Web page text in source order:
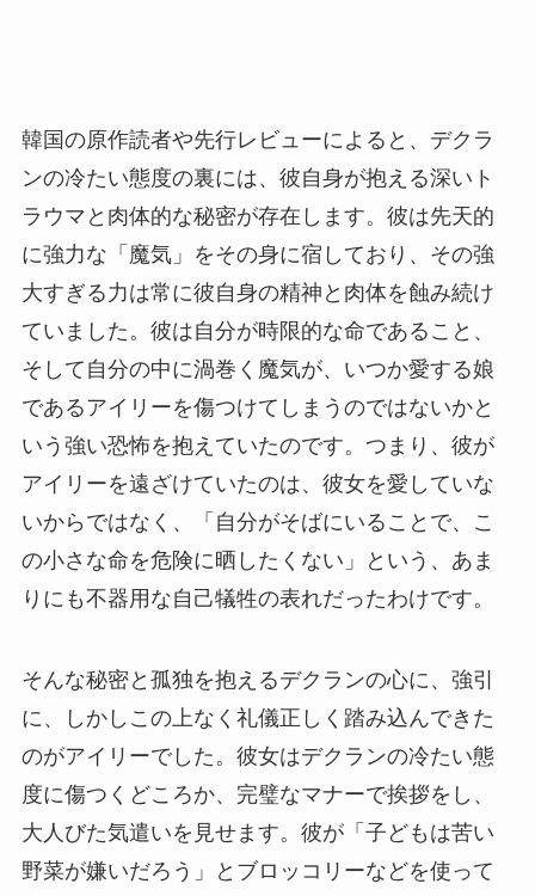
韓国の原作読者や先行レビューによると、デクラ
ンの冷たい態度の裏には、彼自身が抱える深いト
ラウマと肉体的な秘密が存在します。彼は先天的
に強力な「魔気」をその身に宿しており、その強
大すぎる力は常に彼自身の精神と肉体を蝕み続け
ていました。彼は自分が時限的な命であること、
そして自分の中に渦巻く魔気が、いつか愛する娘
であるアイリーを傷つけてしまうのではないかと
いう強い恐怖を抱えていたのです。つまり、彼が
アイリーを遠ざけていたのは、彼女を愛していな
いからではなく、「自分がそばにいることで、こ
の小さな命を危険に晒したくない」という、あま
りにも不器用な自己犠牲の表れだったわけです。
そんな秘密と孤独を抱えるデクランの心に、強引
に、しかしこの上なく礼儀正しく踏み込んできた
のがアイリーでした。彼女はデクランの冷たい態
度に傷つくどころか、完璧なマナーで挨拶をし、
大人びた気遣いを見せます。彼が「子どもは苦い
野菜が嫌いだろう」とブロッコリーなどを使って